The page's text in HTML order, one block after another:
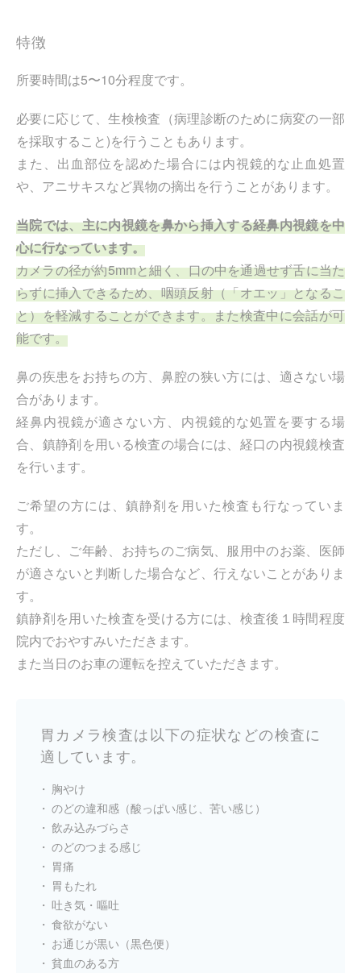
特徴
所要時間は5〜10分程度です。
必要に応じて、生検検査（病理診断のために病変の一部
を採取すること)を行うこともあります。
また、出血部位を認めた場合には内視鏡的な止血処置
や、アニサキスなど異物の摘出を行うことがあります。
当院では、主に内視鏡を鼻から挿入する経鼻内視鏡を中
心に行なっています。
カメラの径が約5mmと細く、口の中を通過せず舌に当た
らずに挿入できるため、咽頭反射（「オエッ」となるこ
と）を軽減することができます。また検査中に会話が可
能です。
鼻の疾患をお持ちの方、鼻腔の狭い方には、適さない場
合があります。
経鼻内視鏡が適さない方、内視鏡的な処置を要する場
合、鎮静剤を用いる検査の場合には、経口の内視鏡検査
を行います。
ご希望の方には、鎮静剤を用いた検査も行なっていま
す。
ただし、ご年齢、お持ちのご病気、服用中のお薬、医師
が適さないと判断した場合など、行えないことがありま
す。
鎮静剤を用いた検査を受ける方には、検査後１時間程度
院内でおやすみいただきます。
また当日のお車の運転を控えていただきます。
胃カメラ検査は以下の症状などの検査に
適しています。
胸やけ
のどの違和感（酸っぱい感じ、苦い感じ）
飲み込みづらさ
のどのつまる感じ
胃痛
胃もたれ
吐き気・嘔吐
食欲がない
お通じが黒い（黒色便）
貧血のある方